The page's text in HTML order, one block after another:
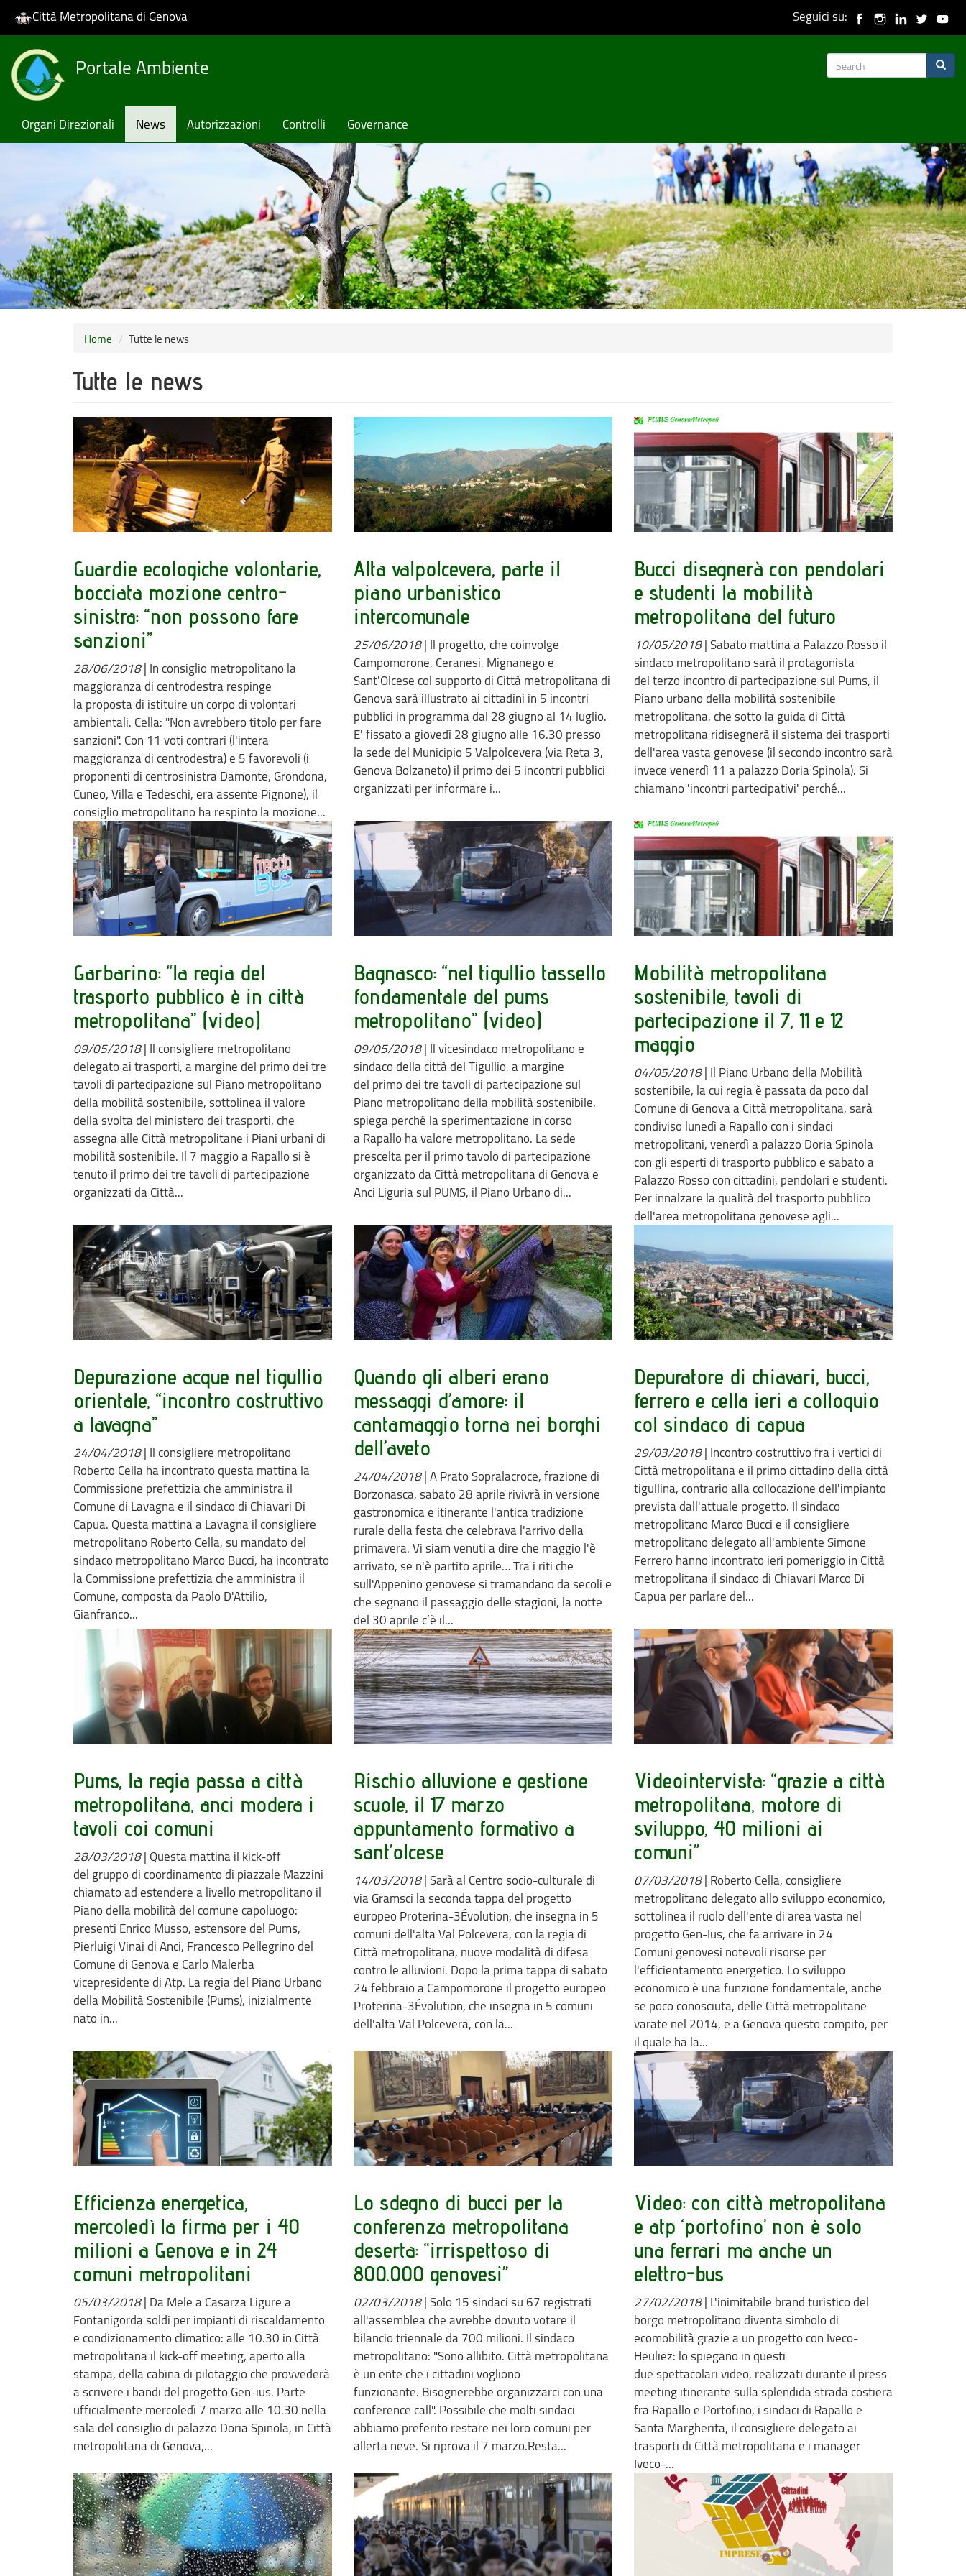
Skip
main
Città Metropolitana di Genova Seguici su:
Portale Ambiente
Search
Organi Direzionali News Autorizzazioni Controlli Governance
Home Tutte le news
Tutte le news
Guardie ecologiche volontarie,
bocciata mozione centro-
sinistra: “non possono fare
sanzioni”
28/06/2018| In consiglio metropolitano la
maggioranza di centrodestra respinge
la proposta di istituire un corpo di volontari
ambientali. Cella: "Non avrebbero titolo per fare
sanzioni". Con 11 voti contrari (l'intera
maggioranza di centrodestra) e 5 favorevoli (i
proponenti di centrosinistra Damonte, Grondona,
Cuneo, Villa e Tedeschi, era assente Pignone), il
consiglio metropolitano ha respinto la mozione...
Alta valpolcevera, parte il
piano urbanistico
intercomunale
25/06/2018| Il progetto, che coinvolge
Campomorone, Ceranesi, Mignanego e
Sant'Olcese col supporto di Città metropolitana di
Genova sarà illustrato ai cittadini in 5 incontri
pubblici in programma dal 28 giugno al 14 luglio.
E' fissato a giovedì 28 giugno alle 16.30 presso
la sede del Municipio 5 Valpolcevera (via Reta 3,
Genova Bolzaneto) il primo dei 5 incontri pubblici
organizzati per informare i...
Bucci disegnerà con pendolari
e studenti la mobilità
metropolitana del futuro
10/05/2018| Sabato mattina a Palazzo Rosso il
sindaco metropolitano sarà il protagonista
del terzo incontro di partecipazione sul Pums, il
Piano urbano della mobilità sostenibile
metropolitana, che sotto la guida di Città
metropolitana ridisegnerà il sistema dei trasporti
dell'area vasta genovese (il secondo incontro sarà
invece venerdì 11 a palazzo Doria Spinola). Si
chiamano 'incontri partecipativi' perché...
Garbarino: “la regia del
trasporto pubblico è in città
metropolitana” (video)
09/05/2018| Il consigliere metropolitano
delegato ai trasporti, a margine del primo dei tre
tavoli di partecipazione sul Piano metropolitano
della mobilità sostenibile, sottolinea il valore
della svolta del ministero dei trasporti, che
assegna alle Città metropolitane i Piani urbani di
mobilità sostenibile. Il 7 maggio a Rapallo si è
tenuto il primo dei tre tavoli di partecipazione
organizzati da Città...
Bagnasco: “nel tigullio tassello
fondamentale del pums
metropolitano” (video)
09/05/2018| Il vicesindaco metropolitano e
sindaco della città del Tigullio, a margine
del primo dei tre tavoli di partecipazione sul
Piano metropolitano della mobilità sostenibile,
spiega perché la sperimentazione in corso
a Rapallo ha valore metropolitano. La sede
prescelta per il primo tavolo di partecipazione
organizzato da Città metropolitana di Genova e
Anci Liguria sul PUMS, il Piano Urbano di...
Mobilità metropolitana
sostenibile, tavoli di
partecipazione il 7, 11 e 12
maggio
04/05/2018| Il Piano Urbano della Mobilità
sostenibile, la cui regia è passata da poco dal
Comune di Genova a Città metropolitana, sarà
condiviso lunedì a Rapallo con i sindaci
metropolitani, venerdì a palazzo Doria Spinola
con gli esperti di trasporto pubblico e sabato a
Palazzo Rosso con cittadini, pendolari e studenti.
Per innalzare la qualità del trasporto pubblico
dell'area metropolitana genovese agli...
Depurazione acque nel tigullio
orientale, “incontro costruttivo
a lavagna”
24/04/2018| Il consigliere metropolitano
Roberto Cella ha incontrato questa mattina la
Commissione prefettizia che amministra il
Comune di Lavagna e il sindaco di Chiavari Di
Capua. Questa mattina a Lavagna il consigliere
metropolitano Roberto Cella, su mandato del
sindaco metropolitano Marco Bucci, ha incontrato
la Commissione prefettizia che amministra il
Comune, composta da Paolo D'Attilio,
Gianfranco...
Quando gli alberi erano
messaggi d’amore: il
cantamaggio torna nei borghi
dell’aveto
24/04/2018| A Prato Sopralacroce, frazione di
Borzonasca, sabato 28 aprile rivivrà in versione
gastronomica e itinerante l'antica tradizione
rurale della festa che celebrava l'arrivo della
primavera. Vi siam venuti a dire che maggio l'è
arrivato, se n'è partito aprile… Tra i riti che
sull'Appenino genovese si tramandano da secoli e
che segnano il passaggio delle stagioni, la notte
del 30 aprile c’è il...
Depuratore di chiavari, bucci,
ferrero e cella ieri a colloquio
col sindaco di capua
29/03/2018| Incontro costruttivo fra i vertici di
Città metropolitana e il primo cittadino della città
tigullina, contrario alla collocazione dell'impianto
prevista dall'attuale progetto. Il sindaco
metropolitano Marco Bucci e il consigliere
metropolitano delegato all'ambiente Simone
Ferrero hanno incontrato ieri pomeriggio in Città
metropolitana il sindaco di Chiavari Marco Di
Capua per parlare del...
Pums, la regia passa a città
metropolitana, anci modera i
tavoli coi comuni
28/03/2018| Questa mattina il kick-off
del gruppo di coordinamento di piazzale Mazzini
chiamato ad estendere a livello metropolitano il
Piano della mobilità del comune capoluogo:
presenti Enrico Musso, estensore del Pums,
Pierluigi Vinai di Anci, Francesco Pellegrino del
Comune di Genova e Carlo Malerba
vicepresidente di Atp. La regia del Piano Urbano
della Mobilità Sostenibile (Pums), inizialmente
nato in...
Rischio alluvione e gestione
scuole, il 17 marzo
appuntamento formativo a
sant’olcese
14/03/2018| Sarà al Centro socio-culturale di
via Gramsci la seconda tappa del progetto
europeo Proterina-3Évolution, che insegna in 5
comuni dell'alta Val Polcevera, con la regia di
Città metropolitana, nuove modalità di difesa
contro le alluvioni. Dopo la prima tappa di sabato
24 febbraio a Campomorone il progetto europeo
Proterina-3Évolution, che insegna in 5 comuni
dell'alta Val Polcevera, con la...
Videointervista: “grazie a città
metropolitana, motore di
sviluppo, 40 milioni ai
comuni”
07/03/2018| Roberto Cella, consigliere
metropolitano delegato allo sviluppo economico,
sottolinea il ruolo dell'ente di area vasta nel
progetto Gen-Ius, che fa arrivare in 24
Comuni genovesi notevoli risorse per
l'efficientamento energetico. Lo sviluppo
economico è una funzione fondamentale, anche
se poco conosciuta, delle Città metropolitane
varate nel 2014, e a Genova questo compito, per
il quale ha la...
Efficienza energetica,
mercoledì la firma per i 40
milioni a Genova e in 24
comuni metropolitani
05/03/2018| Da Mele a Casarza Ligure a
Fontanigorda soldi per impianti di riscaldamento
e condizionamento climatico: alle 10.30 in Città
metropolitana il kick-off meeting, aperto alla
stampa, della cabina di pilotaggio che provvederà
a scrivere i bandi del progetto Gen-ius. Parte
ufficialmente mercoledì 7 marzo alle 10.30 nella
sala del consiglio di palazzo Doria Spinola, in Città
metropolitana di Genova,...
Lo sdegno di bucci per la
conferenza metropolitana
deserta: “irrispettoso di
800.000 genovesi”
02/03/2018| Solo 15 sindaci su 67 registrati
all'assemblea che avrebbe dovuto votare il
bilancio triennale da 700 milioni. Il sindaco
metropolitano: "Sono allibito. Città metropolitana
è un ente che i cittadini vogliono
funzionante. Bisognerebbe organizzarci con una
conference call". Possibile che molti sindaci
abbiamo preferito restare nei loro comuni per
allerta neve. Si riprova il 7 marzo.Resta...
Video: con città metropolitana
e atp ‘portofino’ non è solo
una ferrari ma anche un
elettro-bus
27/02/2018| L'inimitabile brand turistico del
borgo metropolitano diventa simbolo di
ecomobilità grazie a un progetto con Iveco-
Heuliez: lo spiegano in questi
due spettacolari video, realizzati durante il press
meeting itinerante sulla splendida strada costiera
fra Rapallo e Portofino, i sindaci di Rapallo e
Santa Margherita, il consigliere delegato ai
trasporti di Città metropolitana e i manager
Iveco-...